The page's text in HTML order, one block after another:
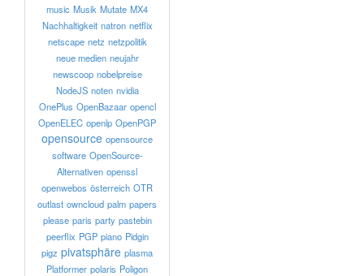
music Musik Mutate MX4
Nachhaltigkeit natron netflix
netscape netz netzpolitik
neue medien neujahr
newscoop nobelpreise
NodeJS noten nvidia
OnePlus OpenBazaar opencl
OpenELEC openlp OpenPGP
opensource opensource
software OpenSource-
Alternativen openssl
openwebos österreich OTR
outlast owncloud palm papers
please paris party pastebin
peerflix PGP piano Pidgin
pigz pivatsphäre plasma
Platformer polaris Poligon